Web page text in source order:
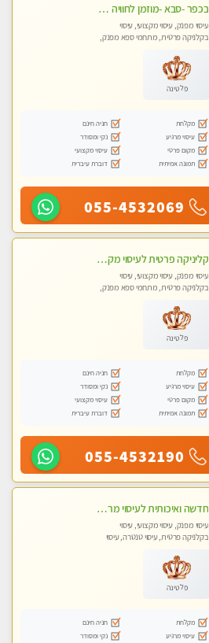
בכפר -סבא -מוזמן לחוויה בלתי נשכחת!!!עיסוי מפנק ביותר מומלץ לחלוטין!!!
עיסוי מפנק, עיסוי מקצועי, עיסוי
בקלניקה פרטית, מתחמי ספא מפנק,
לנשים בלבד
פלטינה
מקלחת
חניה חינם
עיסוי מרגיע
נקי ומסודר
מקום פרטי
עיסוי מקצועי
תמונה אמיתית
דוברת עיברית
055-4532069
קליניקה פרטית לעיסוי מקצועי ואלטרנטיבי ברמה גבוהה VIP תתקשר ..... highly recommended..new in the city
עיסוי מפנק, עיסוי מקצועי, עיסוי
בקלניקה פרטית, מתחמי ספא מפנק,
טנטרה, עיסוי מגבר לגבר, עיסוי מגבר
לאישה
פלטינה
מקלחת
חניה חינם
עיסוי מרגיע
נקי ומסודר
מקום פרטי
עיסוי מקצועי
תמונה אמיתית
דוברת עיברית
055-4532190
חדשה ואיכותית לעיסוי מרגיע ומפנק VIP-מומלץ לחלוטין! פרטי! ​​​​​​ Highly recommended
עיסוי מפנק, עיסוי מקצועי, עיסוי
בקלניקה פרטית, עיסוי טנטרה, עיסוי
פלטינה
מקלחת
חניה חינם
עיסוי מרגיע
נקי ומסודר